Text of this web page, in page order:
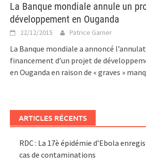
La Banque mondiale annule un
développement en Ouganda
22/12/2015 Patrice Garner
La Banque mondiale a annoncé
financement d’un projet de
en Ouganda en raison de « graves »
ARTICLES RÉCENTS
RDC : La 17è épidémie d’Ebola
cas de contaminations